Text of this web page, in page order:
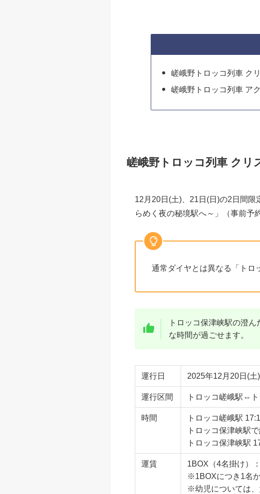
嵯峨野トロッコ列車 ク
嵯峨野トロッコ列車 ア
嵯峨野トロッコ列車 クリ
12月20日(土)、21日(日)の2日間
らめく夜の秘境駅へ～」（事前予
通常ダイヤとは異なる「トロ
トロッコ保津峡駅の澄
な時間が過ごせます。
運行日 2025年12月20日(土
運行区間 トロッコ嵯峨駅⇔
時間
トロッコ嵯峨駅
トロッコ保津峡駅
トロッコ保津峡駅
運賃 1BOX（4名掛け）
※1BOXにつき1名
※幼児については、